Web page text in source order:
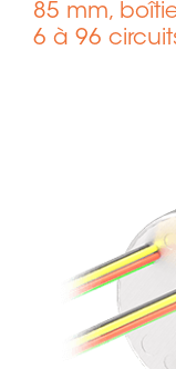
85 mm,
6 à 96